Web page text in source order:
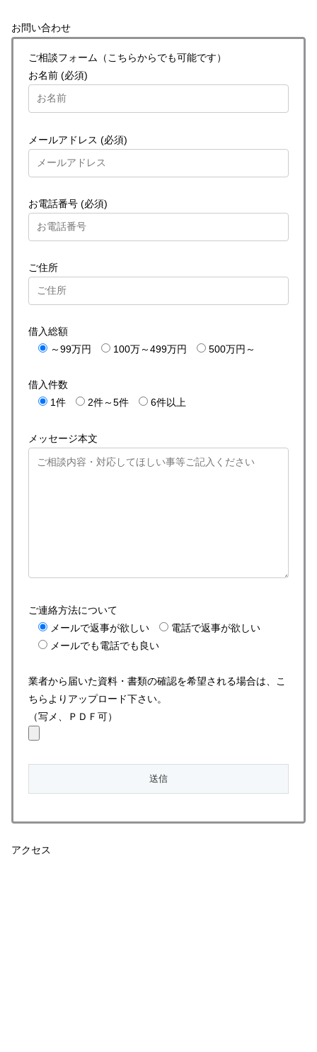
お問い合わせ
ご相談フォーム（こちらからでも可能です）
お名前 (必須)
メールアドレス (必須)
お電話番号 (必須)
ご住所
借入総額
～99万円
100万～499万円 500万円～
借入件数
1件
2件～5件 6件以上
メッセージ本文
ご連絡方法について
メールで返事が欲しい
電話で返事が欲しい
メールでも電話でも良い
業者から届いた資料・書類の確認を希望される場合は、こ
ちらよりアップロード下さい。
（写メ、ＰＤＦ可）
アクセス